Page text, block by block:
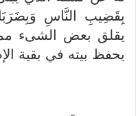
يقلق بعض الشىء
يحفظ بيته في بقية